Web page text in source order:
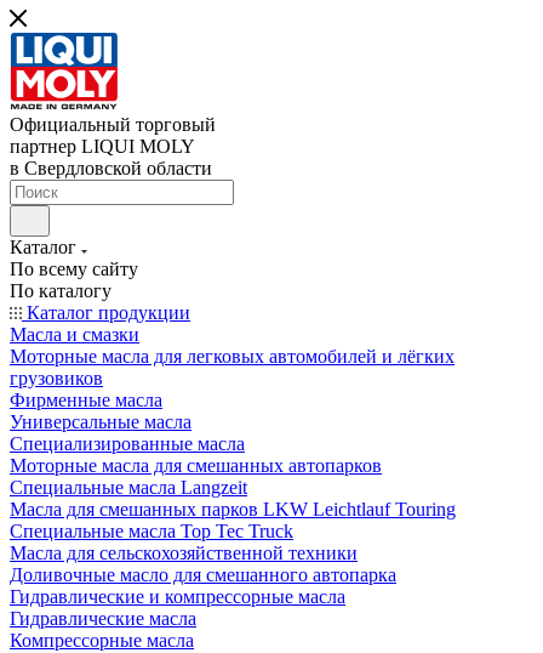
Официальный торговый
партнер LIQUI MOLY
в Свердловской области
Каталог
По всему сайту
По каталогу
Каталог продукции
Масла и смазки
Моторные масла для легковых автомобилей и лёгких
грузовиков
Фирменные масла
Универсальные масла
Специализированные масла
Моторные масла для смешанных автопарков
Специальные масла Langzeit
Масла для смешанных парков LKW Leichtlauf Touring
Специальные масла Top Tec Truck
Масла для сельскохозяйственной техники
Доливочные масло для смешанного автопарка
Гидравлические и компрессорные масла
Гидравлические масла
Компрессорные масла